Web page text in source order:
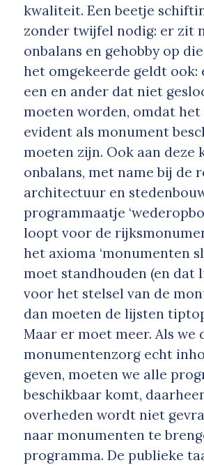
kwaliteit. Een beetje
zonder twijfel nodig: er zit
onbalans en gehobby op
het omgekeerde geldt ook:
een en ander dat niet
moeten worden, omdat
evident als monument
moeten zijn. Ook aan deze
onbalans, met name bij de
architectuur en
programmaatje
loopt voor de
het axioma ‘monumenten
moet standhouden (en dat
voor het stelsel van de
dan moeten de lijsten
Maar er moet meer. Als we
monumentenzorg echt
geven, moeten we alle
beschikbaar komt,
overheden wordt niet
naar monumenten te
programma. De publieke